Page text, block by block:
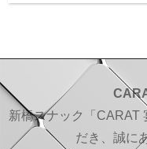
新橋スナック「CARAT
だき、誠に